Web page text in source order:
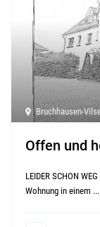
Bruchhausen-
Offen und
LEIDER SCHON
Wohnung in einem ...